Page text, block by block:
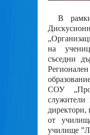
В
на
съседни
СОУ
директори,
от
училище